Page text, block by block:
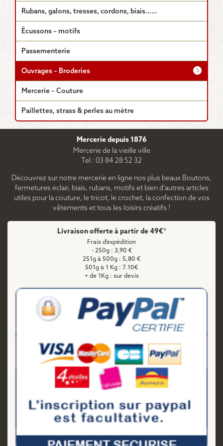
Rubans, galons, tresses, cordons, biais……
Écussons – motifs
Passementerie
Ouvrages – Broderies
Mercerie – Couture
Paillettes, strass & perles au mètre
Mercerie depuis 1876
Mercerie de la vieille ville
Tel : 03 84 28 52 32
Découvrez sur notre mercerie en ligne nos plus beaux Boutons,
fermetures éclair, biais, rubans, motifs et bien d'autres articles
utiles pour la couture, le tricot, le crochet, la confection de vos
vêtements et tous les loisirs créatifs !
Livraison offerte à partir de 49€*
Frais d'expédition
- 250g : 3,90 €
251g à 500g : 5,80 €
501g à 1 Kg : 7.10€
+ de 1Kg : sur devis